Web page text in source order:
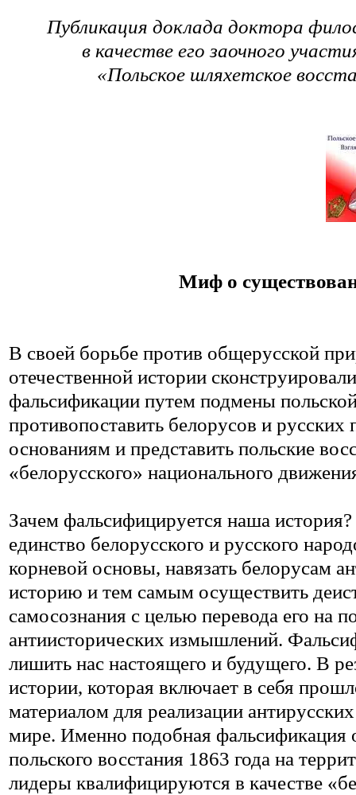
Публикация доклада доктора
в качестве его заочного
«Польское шляхетское
Миф о
В своей борьбе против общерусской
отечественной истории
фальсификации путем подмены
противопоставить белорусов и
основаниям и представить польские
«белорусского» национального
Зачем фальсифицируется наша
единство белорусского и русского
корневой основы, навязать белорусам
историю и тем самым осуществить
самосознания с целью перевода его на
антиисторических измышлений.
лишить нас настоящего и будущего. В
истории, которая включает в себя
материалом для реализации
мире. Именно подобная фальсификация
польского восстания 1863 года на
лидеры квалифицируются в качестве